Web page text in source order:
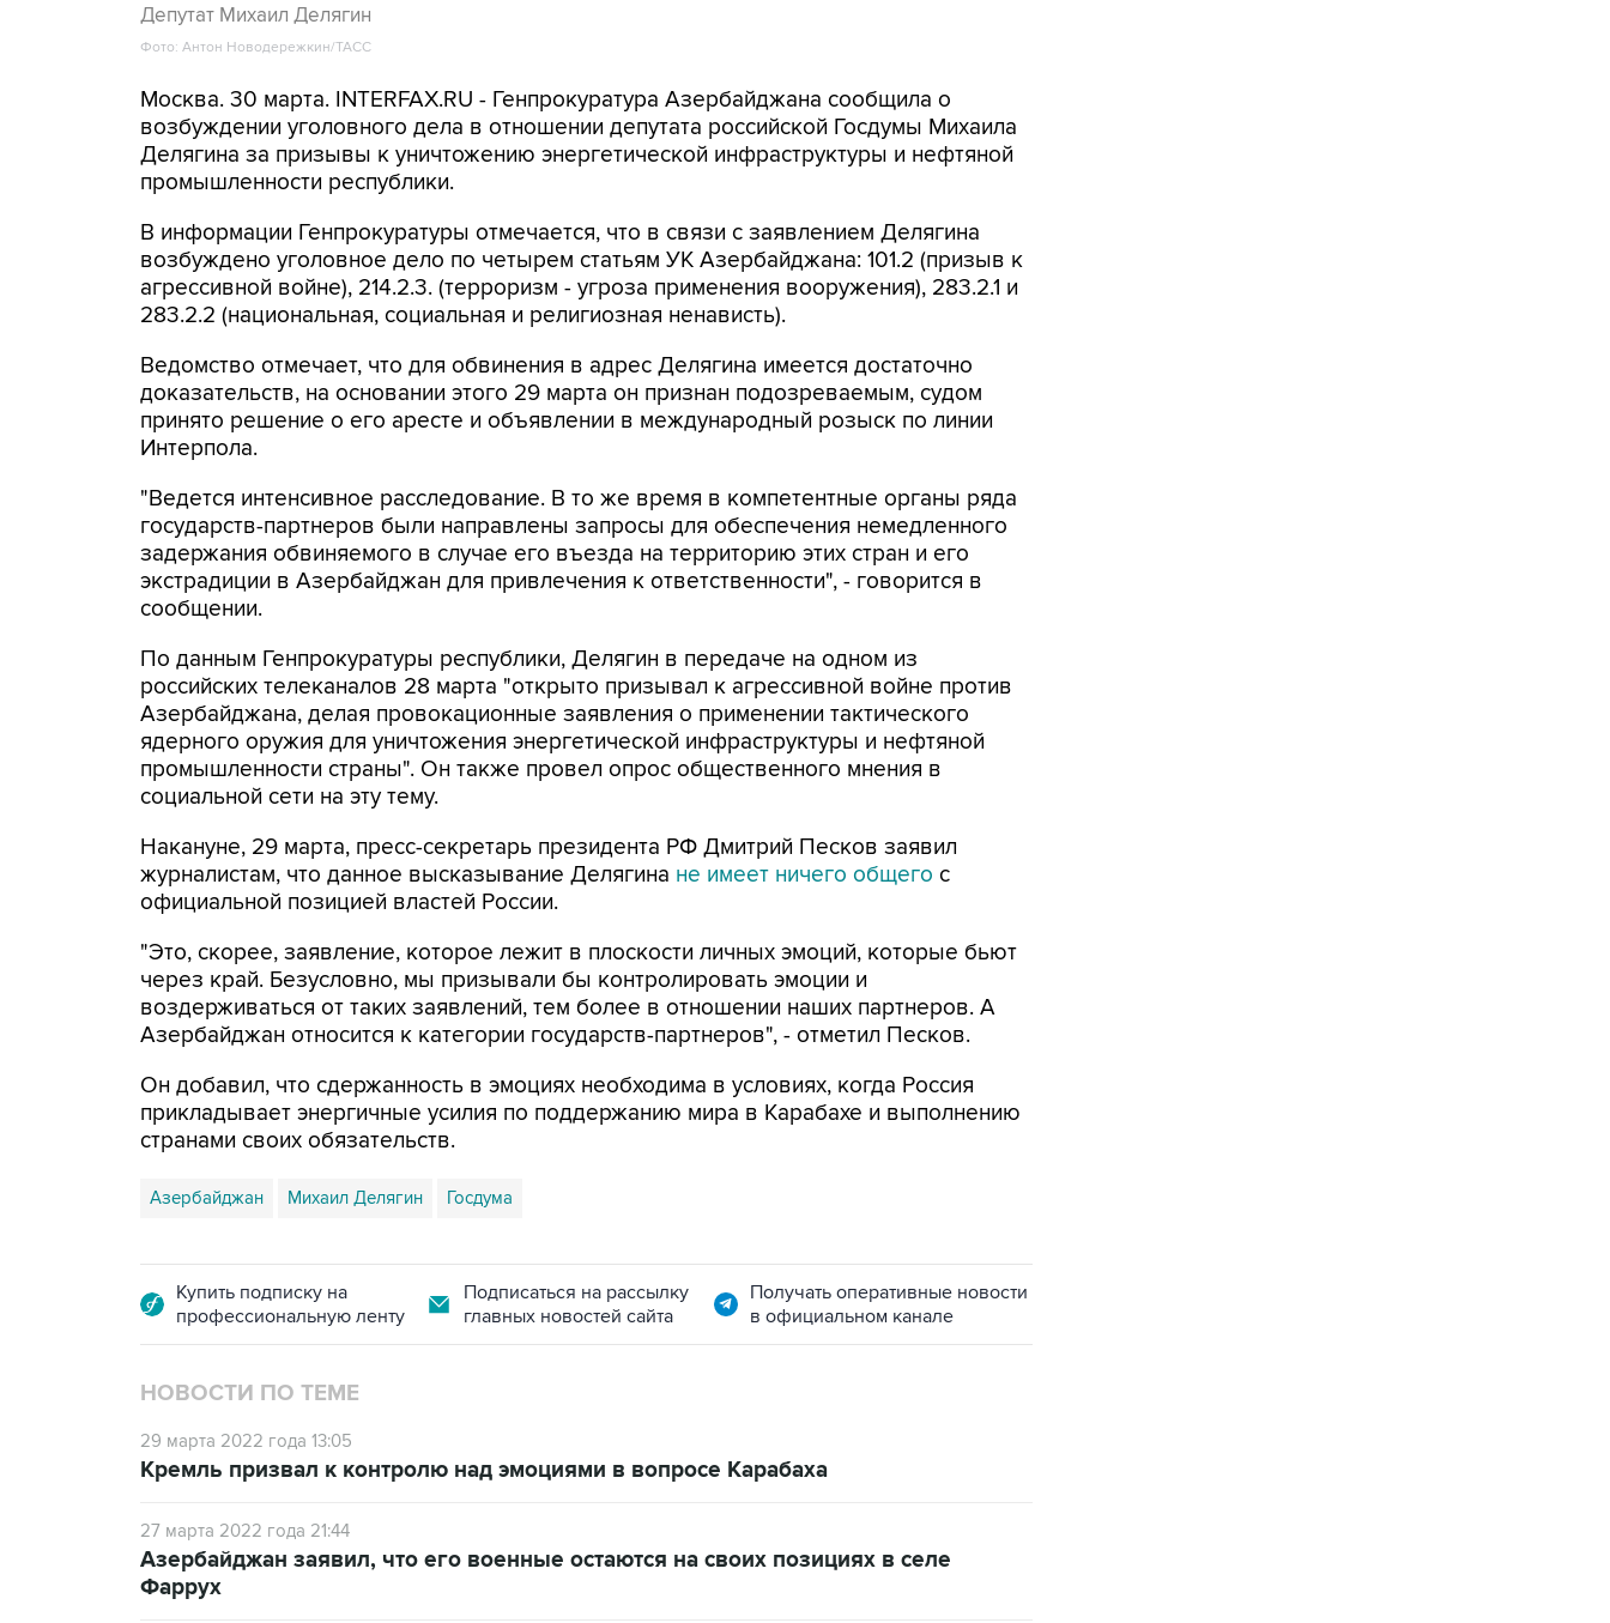
Депутат Михаил Делягин
Фото: Антон Новодережкин/ТАСС
Москва. 30 марта. INTERFAX.RU - Генпрокуратура Азербайджана сообщила о
возбуждении уголовного дела в отношении депутата российской Госдумы Михаила
Делягина за призывы к уничтожению энергетической инфраструктуры и нефтяной
промышленности республики.
В информации Генпрокуратуры отмечается, что в связи с заявлением Делягина
возбуждено уголовное дело по четырем статьям УК Азербайджана: 101.2 (призыв к
агрессивной войне), 214.2.3. (терроризм - угроза применения вооружения), 283.2.1 и
283.2.2 (национальная, социальная и религиозная ненависть).
Ведомство отмечает, что для обвинения в адрес Делягина имеется достаточно
доказательств, на основании этого 29 марта он признан подозреваемым, судом
принято решение о его аресте и объявлении в международный розыск по линии
Интерпола.
"Ведется интенсивное расследование. В то же время в компетентные органы ряда
государств-партнеров были направлены запросы для обеспечения немедленного
задержания обвиняемого в случае его въезда на территорию этих стран и его
экстрадиции в Азербайджан для привлечения к ответственности", - говорится в
сообщении.
По данным Генпрокуратуры республики, Делягин в передаче на одном из
российских телеканалов 28 марта "открыто призывал к агрессивной войне против
Азербайджана, делая провокационные заявления о применении тактического
ядерного оружия для уничтожения энергетической инфраструктуры и нефтяной
промышленности страны". Он также провел опрос общественного мнения в
социальной сети на эту тему.
Накануне, 29 марта, пресс-секретарь президента РФ Дмитрий Песков заявил
журналистам, что данное высказывание Делягина не имеет ничего общего с
официальной позицией властей России.
"Это, скорее, заявление, которое лежит в плоскости личных эмоций, которые бьют
через край. Безусловно, мы призывали бы контролировать эмоции и
воздерживаться от таких заявлений, тем более в отношении наших партнеров. А
Азербайджан относится к категории государств-партнеров", - отметил Песков.
Он добавил, что сдержанность в эмоциях необходима в условиях, когда Россия
прикладывает энергичные усилия по поддержанию мира в Карабахе и выполнению
странами своих обязательств.
Азербайджан Михаил Делягин Госдума
Купить подписку на
профессиональную ленту
Подписаться на рассылку
главных новостей сайта
Получать оперативные новости
в официальном канале
НОВОСТИ ПО ТЕМЕ
29 марта 2022 года 13:05
Кремль призвал к контролю над эмоциями в вопросе Карабаха
27 марта 2022 года 21:44
Азербайджан заявил, что его военные остаются на своих позициях в селе
Фаррух